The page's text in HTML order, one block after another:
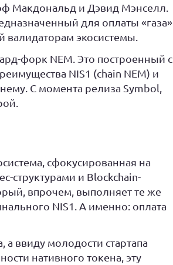
Макдональд и Дэвид Мэнселл.
для оплаты «газа»
валидаторам экосистемы.
форк NEM. Это построенный с
NIS1 (chain NEM) и
С момента релиза Symbol,
сфокусированная на
структурами и Blockchain-
впрочем, выполняет те же
NIS1. А именно: оплата
ввиду молодости стартапа
нативного токена, эту